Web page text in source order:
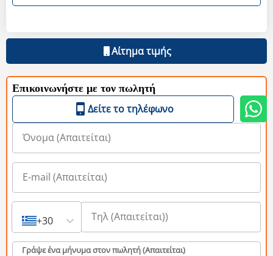
Αίτημα τιμής
Επικοινωνήστε με τον πωλητή
Δείτε το τηλέφωνο
+30
Γράψε ένα μήνυμα στον πωλητή (Aπαιτείται)